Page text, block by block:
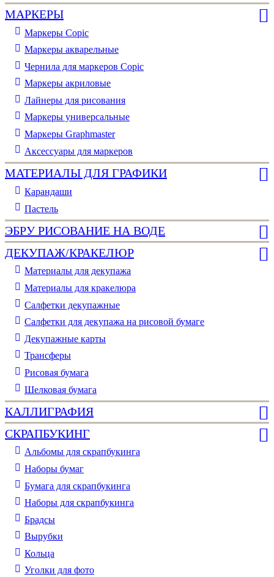
МАРКЕРЫ
Маркеры Copic
Маркеры акварельные
Чернила для маркеров Copic
Маркеры акриловые
Лайнеры для рисования
Маркеры универсальные
Маркеры Graphmaster
Аксессуары для маркеров
МАТЕРИАЛЫ ДЛЯ ГРАФИКИ
Карандаши
Пастель
ЭБРУ РИСОВАНИЕ НА ВОДЕ
ДЕКУПАЖ/КРАКЕЛЮР
Материалы для декупажа
Материалы для кракелюра
Cалфетки декупажные
Салфетки для декупажа на рисовой бумаге
Декупажные карты
Трансферы
Рисовая бумага
Шелковая бумага
КАЛЛИГРАФИЯ
СКРАПБУКИНГ
Альбомы для скрапбукинга
Наборы бумаг
Бумага для скрапбукинга
Наборы для скрапбукинга
Брадсы
Вырубки
Кольца
Уголки для фото